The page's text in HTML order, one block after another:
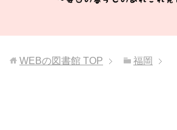
WEBの図書館 TOP 福岡